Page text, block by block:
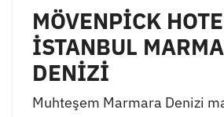
MÖVENPİCK
İSTANBUL
DENİZİ
Muhteşem Marmara Denizi